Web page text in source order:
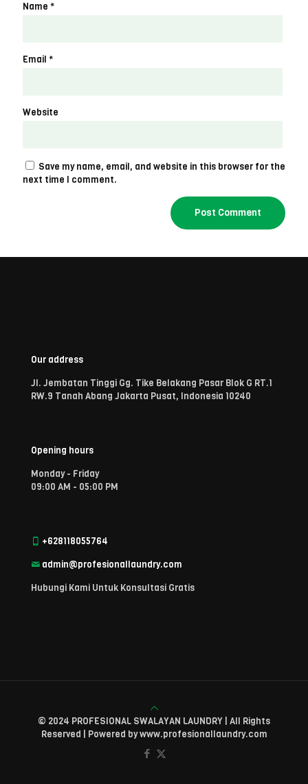
Name *
Email *
Website
Save my name, email, and website in this browser for the
next time I comment.
Our address
Jl. Jembatan Tinggi Gg. Tike Belakang Pasar Blok G RT.1
RW.9 Tanah Abang Jakarta Pusat, Indonesia 10240
Opening hours
Monday - Friday
09:00 AM - 05:00 PM
+628118055764
admin@profesionallaundry.com
Hubungi Kami Untuk Konsultasi Gratis
© 2024 PROFESIONAL SWALAYAN LAUNDRY | All Rights
Reserved | Powered by www.profesionallaundry.com